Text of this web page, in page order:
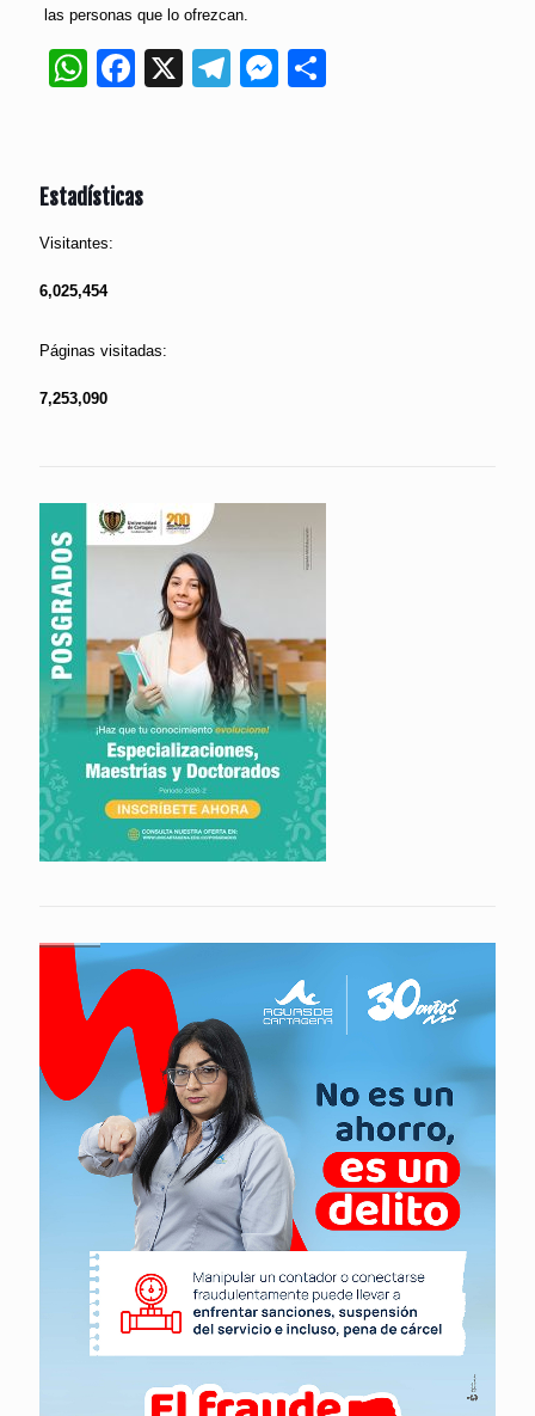
las personas que lo ofrezcan.
WhatsApp
Facebook
X Telegram
Messenger
Estadísticas
Visitantes:
6,025,454
Páginas visitadas:
7,253,090